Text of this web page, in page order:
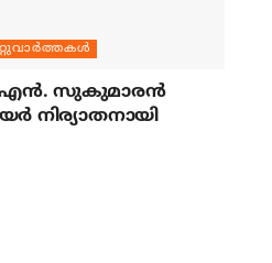
സുകുമാരന്‍
നിര്യാതനായി